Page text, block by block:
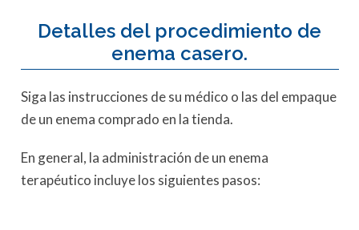
Detalles del procedimiento de
enema casero.
Siga las instrucciones de su médico o las del empaque
de un enema comprado en la tienda.
En general, la administración de un enema
terapéutico incluye los siguientes pasos: